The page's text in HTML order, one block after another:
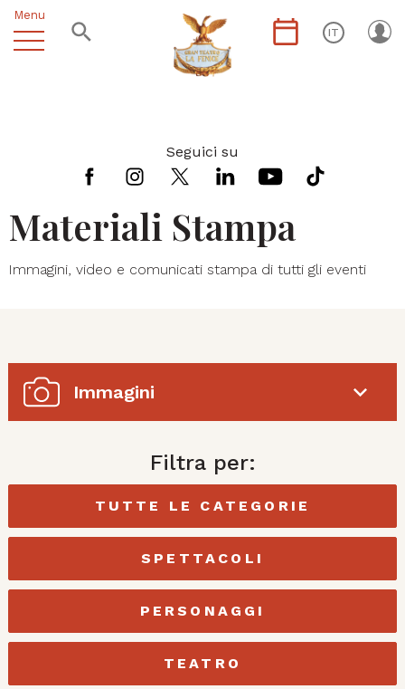
Menu
IT
Seguici su
Materiali Stampa
Immagini, video e comunicati stampa di tutti gli eventi
Immagini
Filtra per:
TUTTE LE CATEGORIE
SPETTACOLI
PERSONAGGI
TEATRO